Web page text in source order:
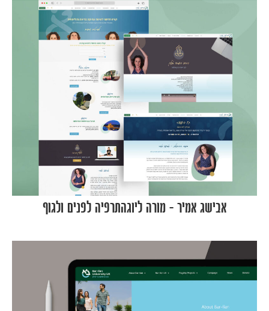
אבישג אמיר – מורה ליוגהתרפיה לפנים ולגוף